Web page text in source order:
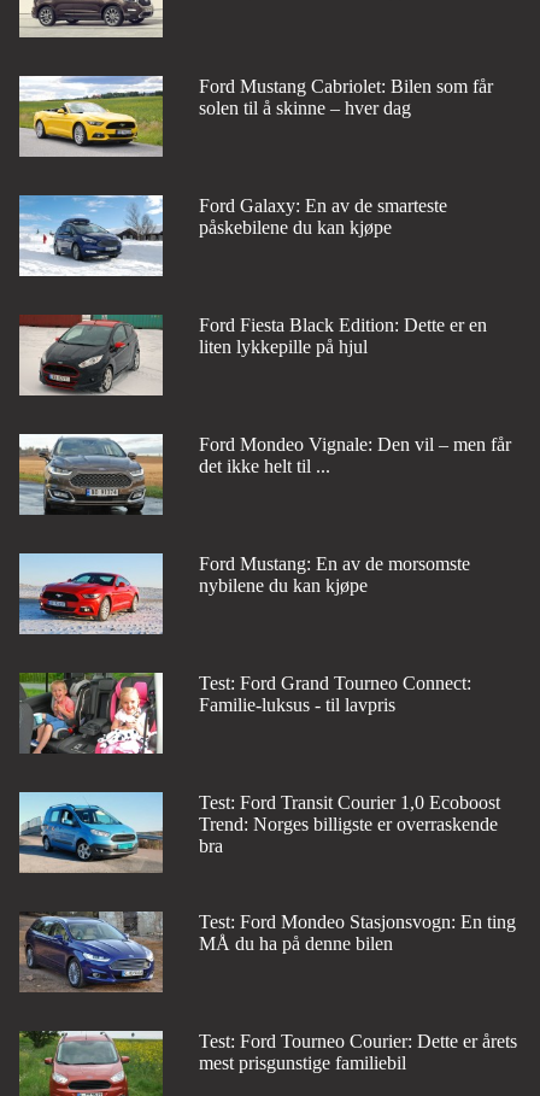
Ford Mustang Cabriolet: Bilen som får
solen til å skinne – hver dag
Ford Galaxy: En av de smarteste
påskebilene du kan kjøpe
Ford Fiesta Black Edition: Dette er en
liten lykkepille på hjul
Ford Mondeo Vignale: Den vil – men får
det ikke helt til ...
Ford Mustang: En av de morsomste
nybilene du kan kjøpe
Test: Ford Grand Tourneo Connect:
Familie-luksus - til lavpris
Test: Ford Transit Courier 1,0 Ecoboost
Trend: Norges billigste er overraskende
bra
Test: Ford Mondeo Stasjonsvogn: En ting
MÅ du ha på denne bilen
Test: Ford Tourneo Courier: Dette er årets
mest prisgunstige familiebil